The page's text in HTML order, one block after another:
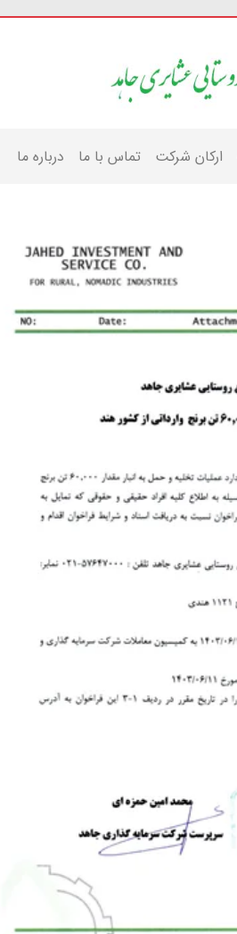
ارکان شرکت تماس با ما درباره ما